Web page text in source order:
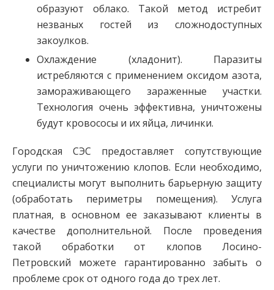
образуют облако. Такой метод истребит
незваных гостей из сложнодоступных
закоулков.
Охлаждение (хладонит). Паразиты
истребляются с применением оксидом азота,
замораживающего зараженные участки.
Технология очень эффективна, уничтожены
будут кровососы и их яйца, личинки.
Городская СЭС предоставляет сопутствующие
услуги по уничтожению клопов. Если необходимо,
специалисты могут выполнить барьерную защиту
(обработать периметры помещения). Услуга
платная, в основном ее заказывают клиенты в
качестве дополнительной. После проведения
такой обработки от клопов Лосино-
Петровский можете гарантированно забыть о
проблеме срок от одного года до трех лет.